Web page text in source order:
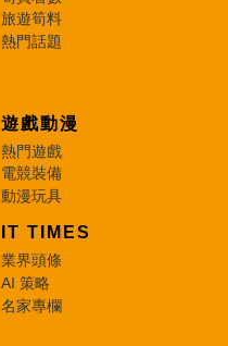
旅遊筍料
熱門話題
遊戲動漫
熱門遊戲
電競裝備
動漫玩具
IT TIMES
業界頭條
AI 策略
名家專欄